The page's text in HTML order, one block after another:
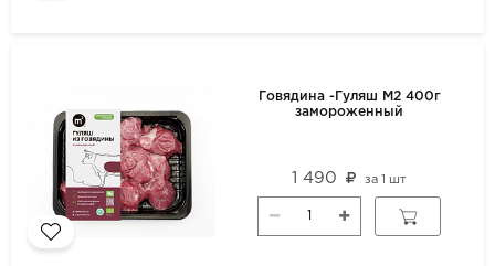
Говядина -Гуляш М2 400г
замороженный
1 490 за1 шт